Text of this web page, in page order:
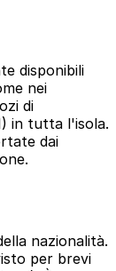
disponibili
nei
di
in tutta l'isola.
dai
nazionalità.
per brevi